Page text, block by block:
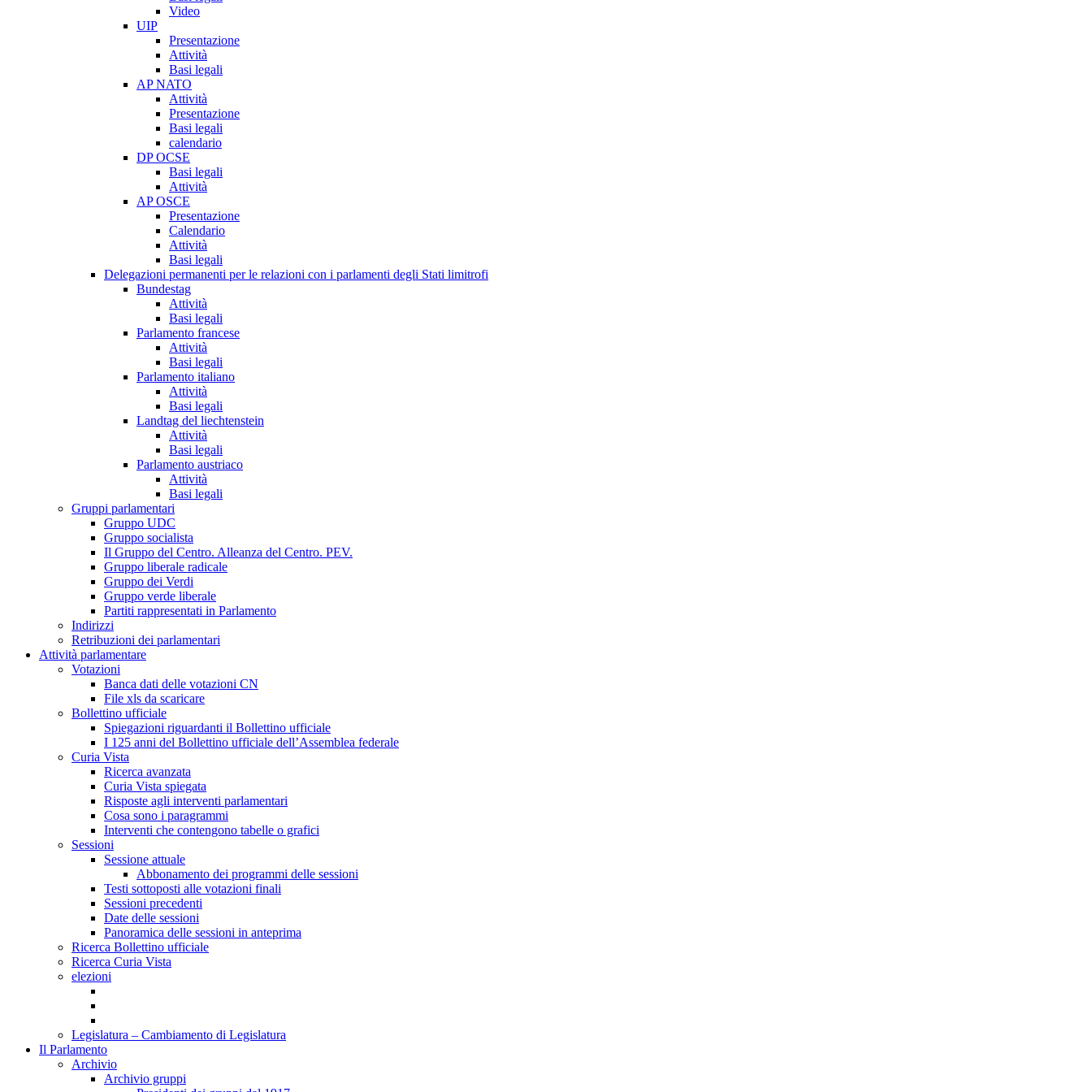
Video
UIP
Presentazione
Attività
Basi legali
AP NATO
Attività
Presentazione
Basi legali
calendario
DP OCSE
Basi legali
Attività
AP OSCE
Presentazione
Calendario
Attività
Basi legali
Delegazioni permanenti per le relazioni con i parlamenti degli Stati limitrofi
Bundestag
Attività
Basi legali
Parlamento francese
Attività
Basi legali
Parlamento italiano
Attività
Basi legali
Landtag del liechtenstein
Attività
Basi legali
Parlamento austriaco
Attività
Basi legali
Gruppi parlamentari
Gruppo UDC
Gruppo socialista
Il Gruppo del Centro. Alleanza del Centro. PEV.
Gruppo liberale radicale
Gruppo dei Verdi
Gruppo verde liberale
Partiti rappresentati in Parlamento
Indirizzi
Retribuzioni dei parlamentari
Attività parlamentare
Votazioni
Banca dati delle votazioni CN
File xls da scaricare
Bollettino ufficiale
Spiegazioni riguardanti il Bollettino ufficiale
I 125 anni del Bollettino ufficiale dell’Assemblea federale
Curia Vista
Ricerca avanzata
Curia Vista spiegata
Risposte agli interventi parlamentari
Cosa sono i paragrammi
Interventi che contengono tabelle o grafici
Sessioni
Sessione attuale
Abbonamento dei programmi delle sessioni
Testi sottoposti alle votazioni finali
Sessioni precedenti
Date delle sessioni
Panoramica delle sessioni in anteprima
Ricerca Bollettino ufficiale
Ricerca Curia Vista
elezioni
Legislatura – Cambiamento di Legislatura
Il Parlamento
Archivio
Archivio gruppi